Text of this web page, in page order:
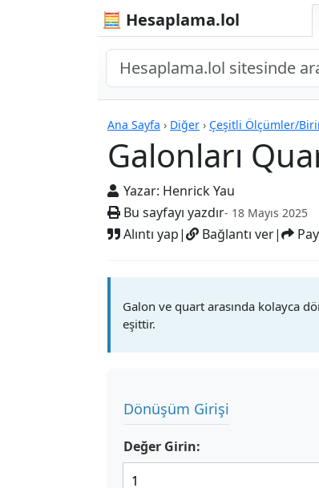
🧮 Hesaplama.lol
Ana Sayfa › Diğer › Çeşitli Ölçümler/
Galonları
Yazar: Henrick Yau
Bu sayfayı yazdır- 18 Mayıs 2025
Alıntı yap| Bağlantı ver|
Hesap Makineleri
Galon ve quart arasında kolayca
eşittir.
Dönüşüm Girişi
Değer Girin: